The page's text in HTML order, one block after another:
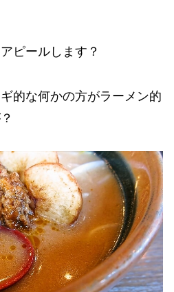
ピールします？
的な何かの方がラーメン的